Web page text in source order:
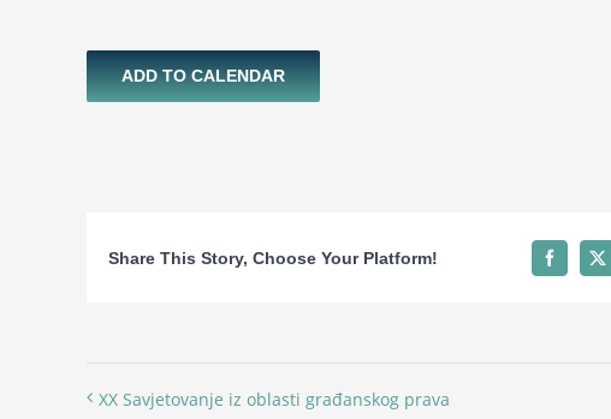
ADD TO CALENDAR
Share This Story, Choose Your Platform! Facebook
X
XX Savjetovanje iz oblasti građanskog prava